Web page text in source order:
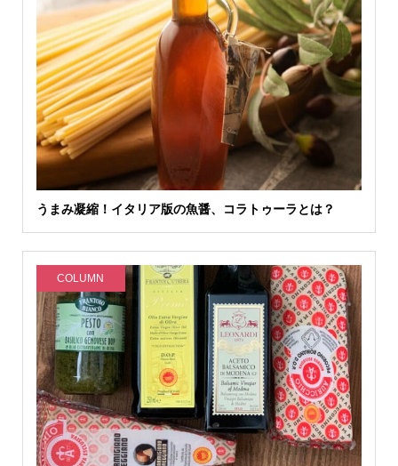
うまみ凝縮！イタリア版の魚醤、コラトゥーラとは？
COLUMN